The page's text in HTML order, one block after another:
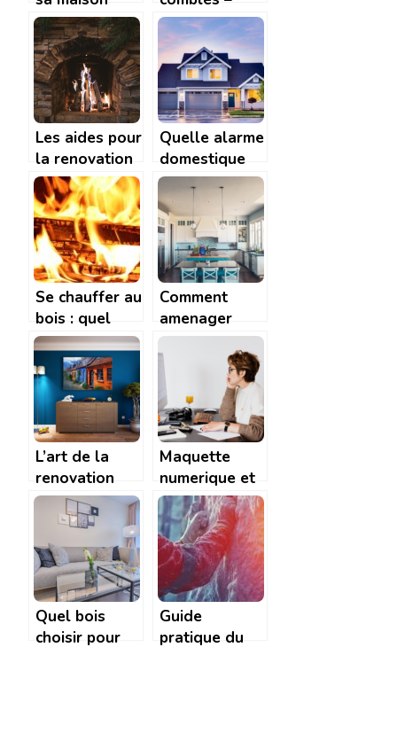
pour y
apporter de la
modernité
comment la
realiser
correctement
?
Les aides pour
la renovation
d’une maison
Quelle alarme
domestique
choisir a
Rochefort ?
Se chauffer au
bois : quel
système de
chauffage
choisir ?
Comment
amenager
l’interieur de
sa cuisine ?
L’art de la
renovation
energetique :
astuces de
design pour
une maison
eco-chic
Maquette
numerique et
plan virtuel :
l’essentiel a
connaitre
Quel bois
choisir pour
Guide
pratique du